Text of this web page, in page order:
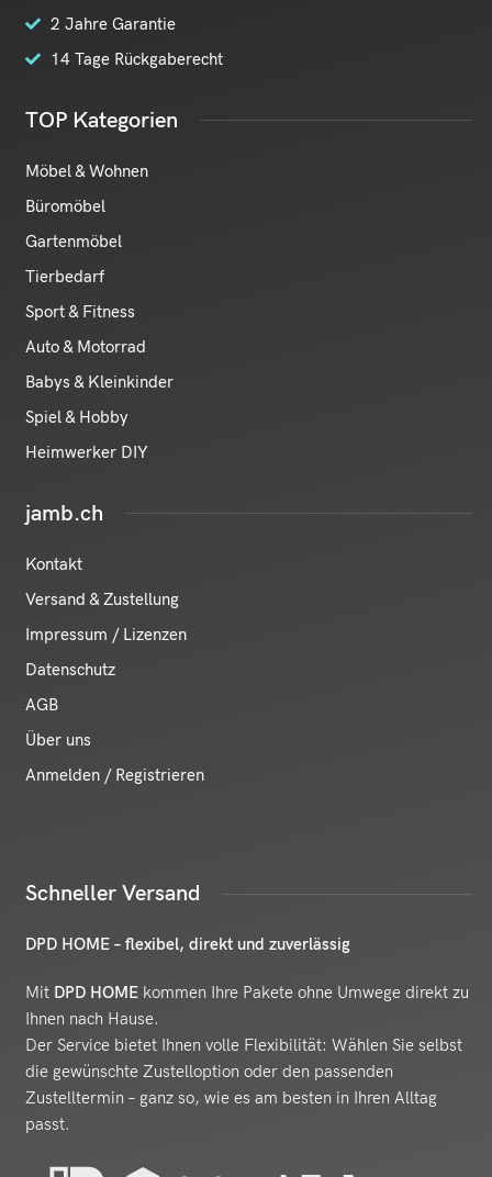
2 Jahre Garantie
14 Tage Rückgaberecht
TOP Kategorien
Möbel & Wohnen
Büromöbel
Gartenmöbel
Tierbedarf
Sport & Fitness
Auto & Motorrad
Babys & Kleinkinder
Spiel & Hobby
Heimwerker DIY
jamb.ch
Kontakt
Versand & Zustellung
Impressum / Lizenzen
Datenschutz
AGB
Über uns
Anmelden / Registrieren
Schneller Versand
DPD HOME – flexibel, direkt und zuverlässig
Mit DPD HOME kommen Ihre Pakete ohne Umwege direkt zu
Ihnen nach Hause.
Der Service bietet Ihnen volle Flexibilität: Wählen Sie selbst
die gewünschte Zustelloption oder den passenden
Zustelltermin – ganz so, wie es am besten in Ihren Alltag
passt.